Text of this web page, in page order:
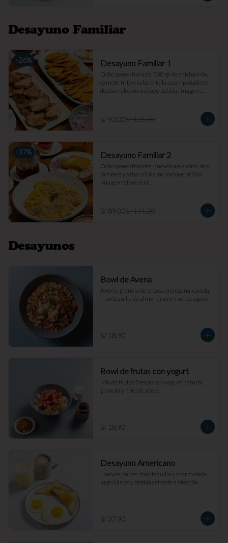
Desayuno Familiar
-26% Desayuno Familiar 1
Ocho panes francés, 500 gr de chicharrón,
camote frito y salsa criolla, acompañado de
dos tamales. no incluye bebida. imagen
S/ 93.00S/ 126.50
-37% Desayuno Familiar 2
Ocho panes francés, huevos a elección, dos
tamales y salsa criolla. no incluye bebida.
imagen referencial.
S/ 89.00S/ 141.20
Desayunos
Bowl de Avena
Avena, granola de la casa, manzana, canela,
mantequilla de almendras y miel de agave.
S/ 18.90
Bowl de frutas con yogurt
Mix de frutas frescas con yogurt natural,
granola y miel de abeja.
S/ 18.90
Desayuno Americano
Huevos, panes, mantequilla y mermelada,
jugo clásico y bebida caliente a elección.
S/ 37.90